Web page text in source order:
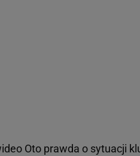
Oto prawda o sytuacji